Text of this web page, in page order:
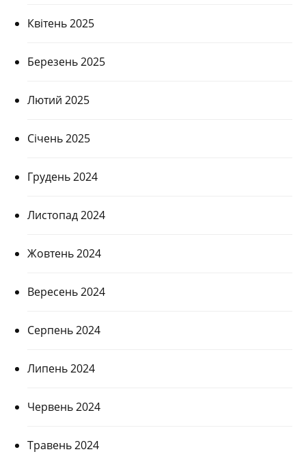
Квітень 2025
Березень 2025
Лютий 2025
Січень 2025
Грудень 2024
Листопад 2024
Жовтень 2024
Вересень 2024
Серпень 2024
Липень 2024
Червень 2024
Травень 2024